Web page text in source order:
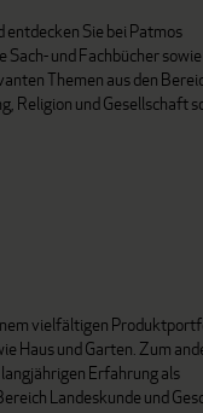
entdecken Sie bei Patmos
und Fachbücher sowie
Themen aus den
Religion und Gesellschaft
vielfältigen
Haus und Garten. Zum
Erfahrung als
Landeskunde und